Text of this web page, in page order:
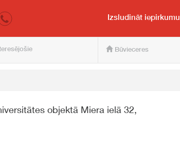
pircējam un pārdevējam
Izsludināt iepirkumu
Būvieceres
objektā Miera ielā 32,